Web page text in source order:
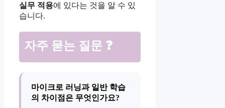
실무 적용에 있다는 것을 알 수 있
습니다.
자주 묻는 질문 ❓
마이크로 러닝과 일반 학습
의 차이점은 무엇인가요?